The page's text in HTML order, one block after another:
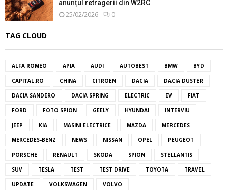
anunțul retragerii din W2RC
25/02/2026 0
TAG CLOUD
ALFA ROMEO APIA AUDI AUTOBEST BMW BYD
CAPITAL.RO CHINA CITROEN DACIA DACIA DUSTER
DACIA SANDERO DACIA SPRING ELECTRIC EV FIAT
FORD FOTO SPION GEELY HYUNDAI INTERVIU
JEEP KIA MASINI ELECTRICE MAZDA MERCEDES
MERCEDES-BENZ NEWS NISSAN OPEL PEUGEOT
PORSCHE RENAULT SKODA SPION STELLANTIS
SUV TESLA TEST TEST DRIVE TOYOTA TRAVEL
UPDATE VOLKSWAGEN VOLVO